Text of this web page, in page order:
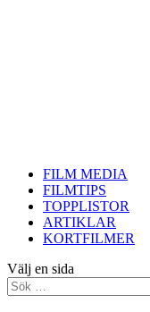
FILM MEDIA
FILMTIPS
TOPPLISTOR
ARTIKLAR
KORTFILMER
Välj en sida